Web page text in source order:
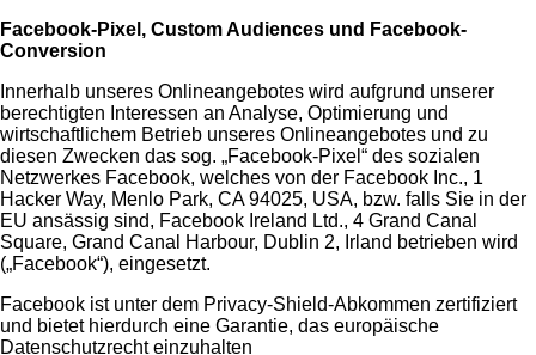
Facebook-Pixel, Custom Audiences und Facebook-
Conversion
Innerhalb unseres Onlineangebotes wird aufgrund unserer
berechtigten Interessen an Analyse, Optimierung und
wirtschaftlichem Betrieb unseres Onlineangebotes und zu
diesen Zwecken das sog. „Facebook-Pixel“ des sozialen
Netzwerkes Facebook, welches von der Facebook Inc., 1
Hacker Way, Menlo Park, CA 94025, USA, bzw. falls Sie in der
EU ansässig sind, Facebook Ireland Ltd., 4 Grand Canal
Square, Grand Canal Harbour, Dublin 2, Irland betrieben wird
(„Facebook“), eingesetzt.
Facebook ist unter dem Privacy-Shield-Abkommen zertifiziert
und bietet hierdurch eine Garantie, das europäische
Datenschutzrecht einzuhalten